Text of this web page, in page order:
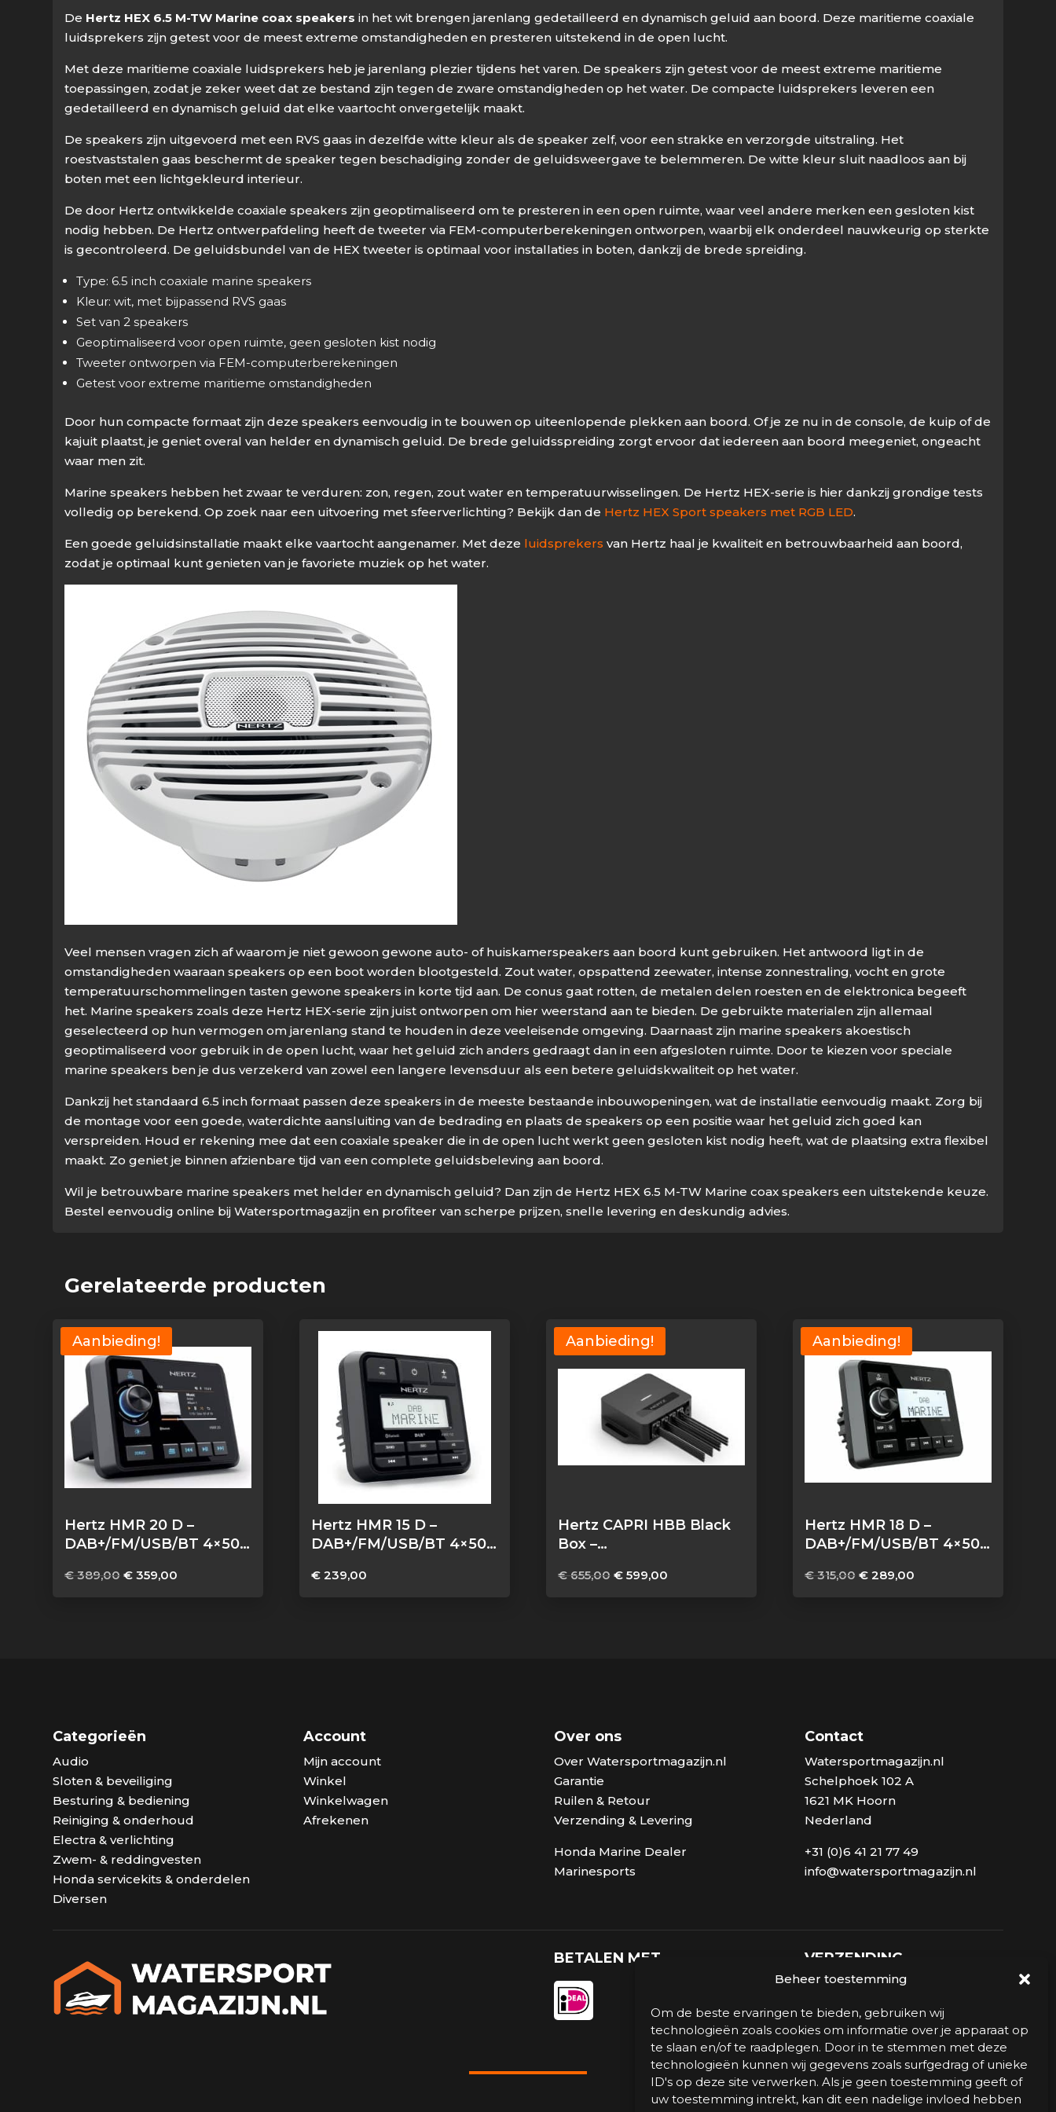
Beheer toestemming
Om de beste ervaringen te bieden, gebruiken wij
technologieën zoals cookies om informatie over je apparaat op
te slaan en/of te raadplegen. Door in te stemmen met deze
technologieën kunnen wij gegevens zoals surfgedrag of unieke
ID's op deze site verwerken. Als je geen toestemming geeft of
uw toestemming intrekt, kan dit een nadelige invloed hebben
De Hertz HEX 6.5 M-TW Marine coax speakers in het wit brengen jarenlang gedetailleerd en dynamisch geluid aan boord. Deze maritieme coaxiale
luidsprekers zijn getest voor de meest extreme omstandigheden en presteren uitstekend in de open lucht.
Met deze maritieme coaxiale luidsprekers heb je jarenlang plezier tijdens het varen. De speakers zijn getest voor de meest extreme maritieme
toepassingen, zodat je zeker weet dat ze bestand zijn tegen de zware omstandigheden op het water. De compacte luidsprekers leveren een
gedetailleerd en dynamisch geluid dat elke vaartocht onvergetelijk maakt.
De speakers zijn uitgevoerd met een RVS gaas in dezelfde witte kleur als de speaker zelf, voor een strakke en verzorgde uitstraling. Het
roestvaststalen gaas beschermt de speaker tegen beschadiging zonder de geluidsweergave te belemmeren. De witte kleur sluit naadloos aan bij
boten met een lichtgekleurd interieur.
De door Hertz ontwikkelde coaxiale speakers zijn geoptimaliseerd om te presteren in een open ruimte, waar veel andere merken een gesloten kist
nodig hebben. De Hertz ontwerpafdeling heeft de tweeter via FEM-computerberekeningen ontworpen, waarbij elk onderdeel nauwkeurig op sterkte
is gecontroleerd. De geluidsbundel van de HEX tweeter is optimaal voor installaties in boten, dankzij de brede spreiding.
Type: 6.5 inch coaxiale marine speakers
Kleur: wit, met bijpassend RVS gaas
Set van 2 speakers
Geoptimaliseerd voor open ruimte, geen gesloten kist nodig
Tweeter ontworpen via FEM-computerberekeningen
Getest voor extreme maritieme omstandigheden
Door hun compacte formaat zijn deze speakers eenvoudig in te bouwen op uiteenlopende plekken aan boord. Of je ze nu in de console, de kuip of de
kajuit plaatst, je geniet overal van helder en dynamisch geluid. De brede geluidsspreiding zorgt ervoor dat iedereen aan boord meegeniet, ongeacht
waar men zit.
Marine speakers hebben het zwaar te verduren: zon, regen, zout water en temperatuurwisselingen. De Hertz HEX-serie is hier dankzij grondige tests
volledig op berekend. Op zoek naar een uitvoering met sfeerverlichting? Bekijk dan de Hertz HEX Sport speakers met RGB LED.
Een goede geluidsinstallatie maakt elke vaartocht aangenamer. Met deze luidsprekers van Hertz haal je kwaliteit en betrouwbaarheid aan boord,
zodat je optimaal kunt genieten van je favoriete muziek op het water.
Veel mensen vragen zich af waarom je niet gewoon gewone auto- of huiskamerspeakers aan boord kunt gebruiken. Het antwoord ligt in de
omstandigheden waaraan speakers op een boot worden blootgesteld. Zout water, opspattend zeewater, intense zonnestraling, vocht en grote
temperatuurschommelingen tasten gewone speakers in korte tijd aan. De conus gaat rotten, de metalen delen roesten en de elektronica begeeft
het. Marine speakers zoals deze Hertz HEX-serie zijn juist ontworpen om hier weerstand aan te bieden. De gebruikte materialen zijn allemaal
geselecteerd op hun vermogen om jarenlang stand te houden in deze veeleisende omgeving. Daarnaast zijn marine speakers akoestisch
geoptimaliseerd voor gebruik in de open lucht, waar het geluid zich anders gedraagt dan in een afgesloten ruimte. Door te kiezen voor speciale
marine speakers ben je dus verzekerd van zowel een langere levensduur als een betere geluidskwaliteit op het water.
Dankzij het standaard 6.5 inch formaat passen deze speakers in de meeste bestaande inbouwopeningen, wat de installatie eenvoudig maakt. Zorg bij
de montage voor een goede, waterdichte aansluiting van de bedrading en plaats de speakers op een positie waar het geluid zich goed kan
verspreiden. Houd er rekening mee dat een coaxiale speaker die in de open lucht werkt geen gesloten kist nodig heeft, wat de plaatsing extra flexibel
maakt. Zo geniet je binnen afzienbare tijd van een complete geluidsbeleving aan boord.
Wil je betrouwbare marine speakers met helder en dynamisch geluid? Dan zijn de Hertz HEX 6.5 M-TW Marine coax speakers een uitstekende keuze.
Bestel eenvoudig online bij Watersportmagazijn en profiteer van scherpe prijzen, snelle levering en deskundig advies.
Gerelateerde producten
Aanbieding!
Hertz HMR 20 D –
DAB+/FM/USB/BT 4×50
€389,00 Oorspronkelijke
€ 359,00
Hertz HMR 15 D –
DAB+/FM/USB/BT 4×50
€ 239,00
Aanbieding!
Hertz CAPRI HBB Black
Box –
4×70 Watt, 4 zones
€655,00 Oorspronkelijke
€599,00Huidige
Aanbieding!
Hertz HMR 18 D –
DAB+/FM/USB/BT 4×50
€315,00 Oorspronkelijke
€289,00Huidige
Categorieën
Audio
Sloten & beveiliging
Besturing & bediening
Reiniging & onderhoud
Electra & verlichting
Zwem- & reddingvesten
Honda servicekits & onderdelen
Diversen
Account
Mijn account
Winkel
Winkelwagen
Afrekenen
Over ons
Over Watersportmagazijn.nl
Garantie
Ruilen & Retour
Verzending & Levering
Honda Marine Dealer
Marinesports
Contact
Watersportmagazijn.nl
Schelphoek 102 A
1621 MK Hoorn
Nederland
+31 (0)6 41 21 77 49
info@watersportmagazijn.nl
BETALEN MET VERZENDING